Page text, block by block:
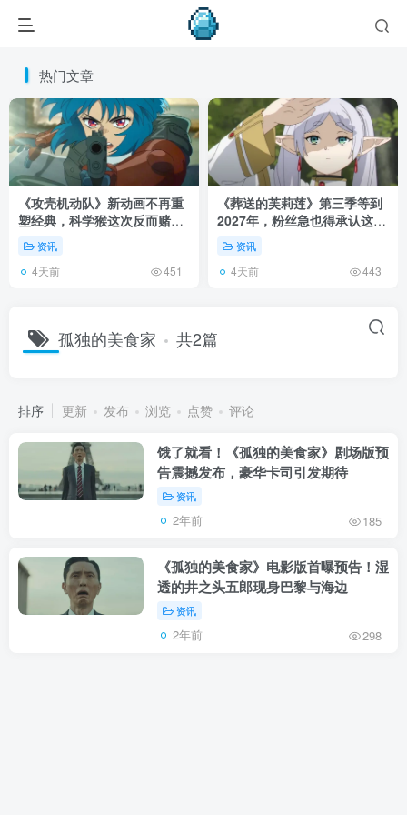
热门文章
《攻壳机动队》新动画不再重
塑经典，科学猴这次反而赌对
了！资讯
4天前 451
《葬送的芙莉莲》第三季等到
2027年，粉丝急也得承认这次
慢得有道理！
资讯
4天前 443
孤独的美食家 共2篇
排序 更新 发布 浏览 点赞 评论
饿了就看！《孤独的美食家》剧场版预
告震撼发布，豪华卡司引发期待
资讯
2年前 185
《孤独的美食家》电影版首曝预告！湿
透的井之头五郎现身巴黎与海边
资讯
2年前 298